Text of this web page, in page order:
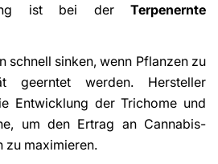
ist bei der Terpenernte
schnell sinken, wenn Pflanzen zu
werden. Hersteller
Entwicklung der Trichome und
um den Ertrag an Cannabis-
zu maximieren.